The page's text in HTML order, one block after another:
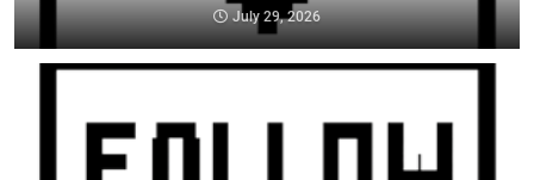
July 29, 2026